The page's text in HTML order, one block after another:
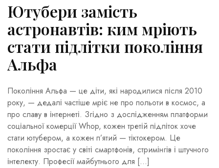
Ютубери замість
астронавтів: ким мріють
стати підлітки покоління
Альфа
Покоління Альфа — це діти, які народилися після 2010
року, — дедалі частіше мріє не про польоти в космос, а
про славу в інтернеті. Згідно з дослідженням платформи
соціальної комерції Whop, кожен третій підліток хоче
стати ютубером, а кожен п’ятий — тіктокером. Це
покоління зростає у світі смартфонів, стримінгів і штучного
інтелекту. Професії майбутнього для […]